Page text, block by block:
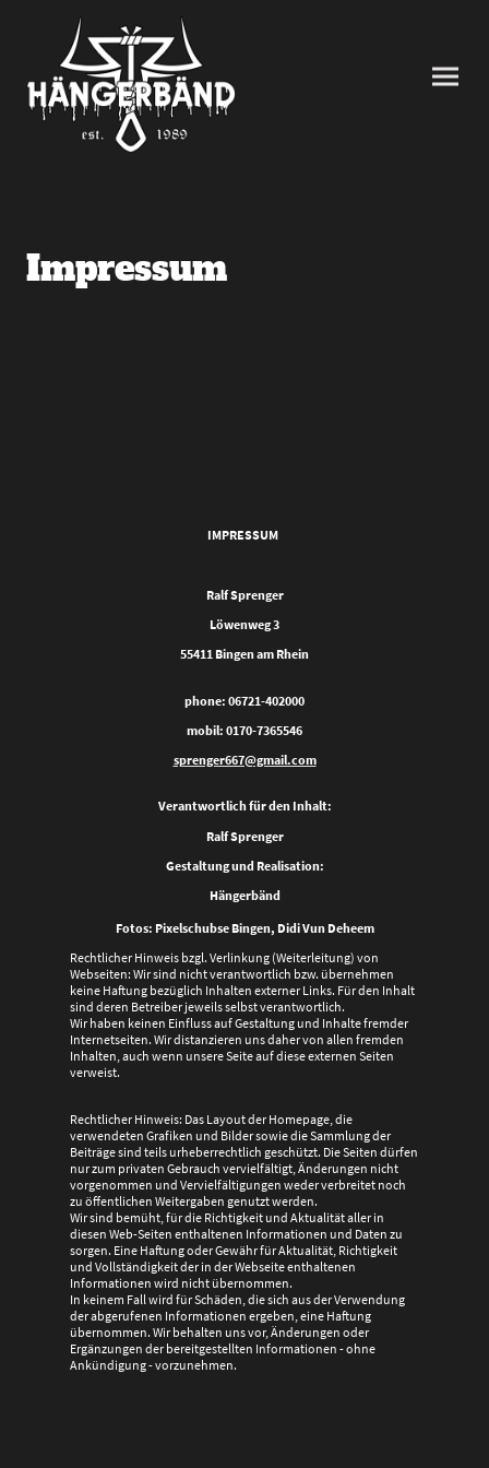
Impressum
IMPRESSUM
Ralf Sprenger
Löwenweg 3
55411 Bingen am Rhein
phone: 06721-402000
mobil: 0170-7365546
sprenger667@gmail.com
Verantwortlich für den Inhalt:
Ralf Sprenger
Gestaltung und Realisation:
Hängerbänd
Fotos: Pixelschubse Bingen, Didi Vun Deheem
Rechtlicher Hinweis bzgl. Verlinkung (Weiterleitung) von
Webseiten: Wir sind nicht verantwortlich bzw. übernehmen
keine Haftung bezüglich Inhalten externer Links. Für den Inhalt
sind deren Betreiber jeweils selbst verantwortlich.
Wir haben keinen Einfluss auf Gestaltung und Inhalte fremder
Internetseiten. Wir distanzieren uns daher von allen fremden
Inhalten, auch wenn unsere Seite auf diese externen Seiten
verweist.
Rechtlicher Hinweis: Das Layout der Homepage, die
verwendeten Grafiken und Bilder sowie die Sammlung der
Beiträge sind teils urheberrechtlich geschützt. Die Seiten dürfen
nur zum privaten Gebrauch vervielfältigt, Änderungen nicht
vorgenommen und Vervielfältigungen weder verbreitet noch
zu öffentlichen Weitergaben genutzt werden.
Wir sind bemüht, für die Richtigkeit und Aktualität aller in
diesen Web-Seiten enthaltenen Informationen und Daten zu
sorgen. Eine Haftung oder Gewähr für Aktualität, Richtigkeit
und Vollständigkeit der in der Webseite enthaltenen
Informationen wird nicht übernommen.
In keinem Fall wird für Schäden, die sich aus der Verwendung
der abgerufenen Informationen ergeben, eine Haftung
übernommen. Wir behalten uns vor, Änderungen oder
Ergänzungen der bereitgestellten Informationen - ohne
Ankündigung - vorzunehmen.